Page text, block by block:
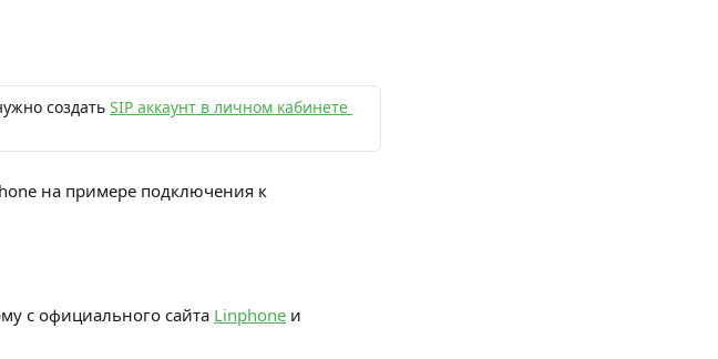
создать SIP аккаунт в личном кабинете
на примере подключения к
с официального сайта Linphone и